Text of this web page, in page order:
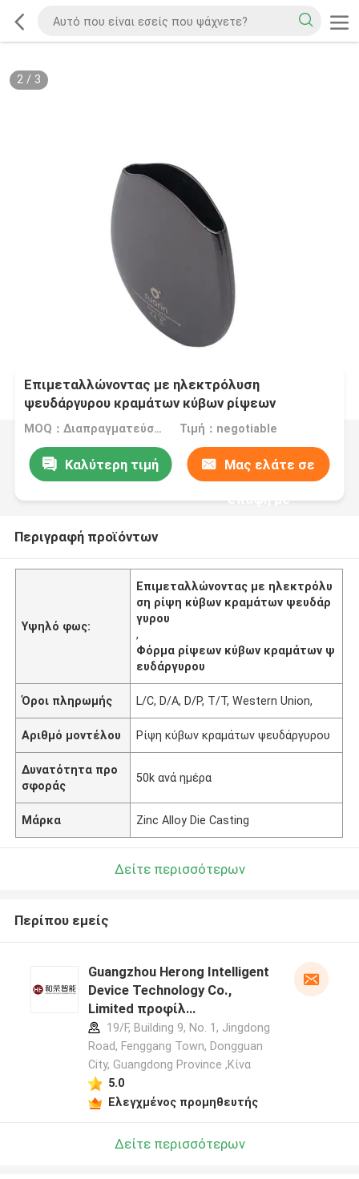
2/ 3
Επιμεταλλώνοντας με ηλεκτρόλυση
ψευδάργυρου κραμάτων κύβων ρίψεων
εξαρτήματα της Shell προϊόντων φορμών
ηλεκτρονικά
MOQ：Διαπραγματεύσιμος Τιμή：negotiable
Καλύτερη τιμή Μας ελάτε σε
επαφή με
Περιγραφή προϊόντων
Υψηλό φως:
Επιμεταλλώνοντας με ηλεκτρόλυ
ση ρίψη κύβων κραμάτων ψευδάρ
γυρου
,
Φόρμα ρίψεων κύβων κραμάτων ψ
ευδάργυρου
Όροι πληρωμής L/C, D/A, D/P, T/T, Western Union,
Αριθμό μοντέλου Ρίψη κύβων κραμάτων ψευδάργυρου
Δυνατότητα προ
σφοράς
50k ανά ημέρα
Μάρκα Zinc Alloy Die Casting
Δείτε περισσότερων
Περίπου εμείς
Guangzhou Herong Intelligent
Device Technology Co.,
Limited προφίλ
κατασκευαστή
19/F, Building 9, No. 1, Jingdong
Road, Fenggang Town, Dongguan
City, Guangdong Province ,Κίνα
5.0
Ελεγχμένος προμηθευτής
Δείτε περισσότερων